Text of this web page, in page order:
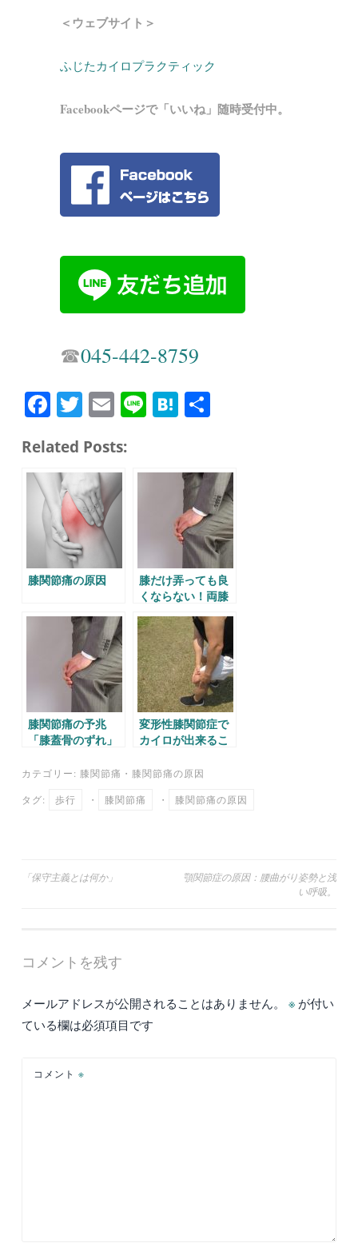
＜ウェブサイト＞
ふじたカイロプラクティック
Facebookページで「いいね」随時受付中。
☎︎045-442-8759
Fa
bo
ok
T
tte
r
E
ail
Li H
a
Related Posts:
膝関節痛の原因
膝だけ弄っても良
くならない！両膝
膝関節痛の予兆
「膝蓋骨のずれ」
変形性膝関節症で
カイロが出来るこ
カテゴリー: 膝関節痛 ・ 膝関節痛の原因
タグ: 歩行 ・ 膝関節痛 ・ 膝関節痛の原因
投
ー
シ
ン
「保守主義とは何か」
顎関節症の原因：腰曲がり姿勢と浅
い呼吸。
コメントを残す
メールアドレスが公開されることはありません。 ※ が付い
ている欄は必須項目です
コメント ※